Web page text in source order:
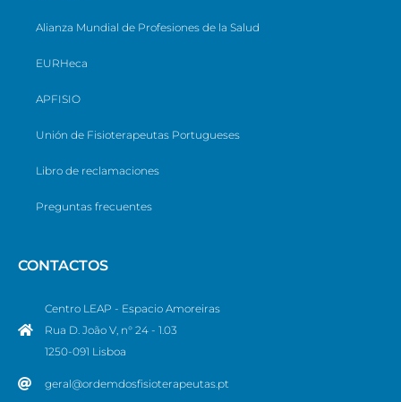
Alianza Mundial de Profesiones de la Salud
EURHeca
APFISIO
Unión de Fisioterapeutas Portugueses
Libro de reclamaciones
Preguntas frecuentes
CONTACTOS
Centro LEAP - Espacio Amoreiras
Rua D. João V, n° 24 - 1.03
1250-091 Lisboa
geral@ordemdosfisioterapeutas.pt